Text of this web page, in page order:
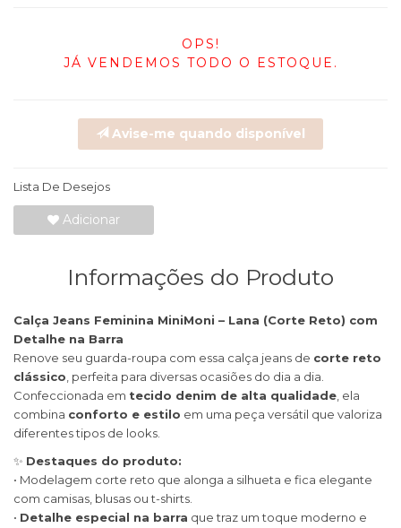
OPS!
JÁ VENDEMOS TODO O ESTOQUE.
Avise-me quando disponível
Lista De Desejos
Adicionar
Informações do Produto
Calça Jeans Feminina MiniMoni – Lana (Corte Reto) com
Detalhe na Barra
Renove seu guarda-roupa com essa calça jeans de corte reto
clássico , perfeita para diversas ocasiões do dia a dia.
Confeccionada em tecido denim de alta qualidade , ela
combina conforto e estilo em uma peça versátil que valoriza
diferentes tipos de looks.
✨ Destaques do produto:
• Modelagem corte reto que alonga a silhueta e fica elegante
com camisas, blusas ou t-shirts.
• Detalhe especial na barra que traz um toque moderno e